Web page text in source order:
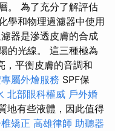
。 為了充分了解評估
學和物理過濾器中使用
器是滲透皮膚的合成
的光線。 這三種極為
，平衡皮膚的音調和
屬外燴服務 SPF保
北部眼科權威 戶外婚
地有些液體，因此值得
矯正 高雄律師 助聽器